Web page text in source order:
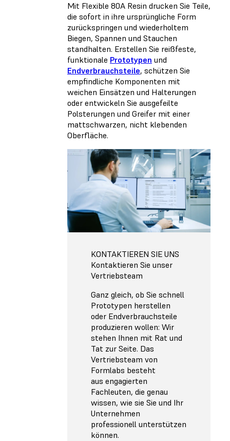
Mit Flexible 80A Resin drucken Sie Teile,
die sofort in ihre ursprüngliche Form
zurückspringen und wiederholtem
Biegen, Spannen und Stauchen
standhalten. Erstellen Sie reißfeste,
funktionale Prototypen und
Endverbrauchsteile, schützen Sie
empfindliche Komponenten mit
weichen Einsätzen und Halterungen
oder entwickeln Sie ausgefeilte
Polsterungen und Greifer mit einer
mattschwarzen, nicht klebenden
Oberfläche.
KONTAKTIEREN SIE UNS
Kontaktieren Sie unser
Vertriebsteam
Ganz gleich, ob Sie schnell
Prototypen herstellen
oder Endverbrauchsteile
produzieren wollen: Wir
stehen Ihnen mit Rat und
Tat zur Seite. Das
Vertriebsteam von
Formlabs besteht
aus engagierten
Fachleuten, die genau
wissen, wie sie Sie und Ihr
Unternehmen
professionell unterstützen
können.